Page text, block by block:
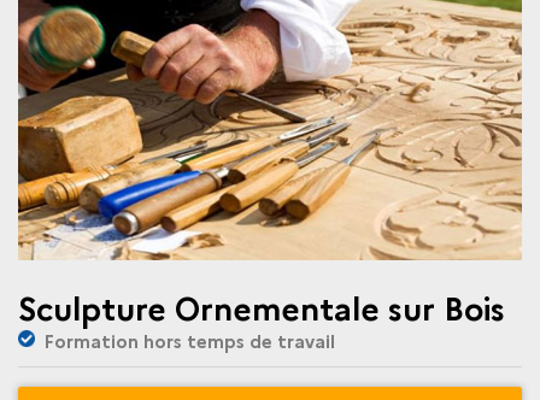
Sculpture Ornementale sur Bois
Formation hors temps de travail